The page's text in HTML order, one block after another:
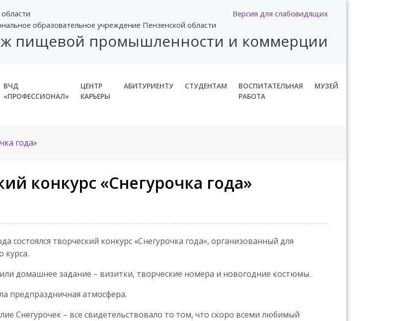
Версия для слабовидящих
образовательное учреждение Пензенской области
пищевой промышленности и коммерции
ВЧД
«ПРОФЕССИОНАЛ»
ЦЕНТР
КАРЬЕРЫ
АБИТУРИЕНТУ СТУДЕНТАМ
ВОСПИТАТЕЛЬНАЯ
РАБОТА
МУЗЕЙ
года»
конкурс «Снегурочка года»
состоялся творческий конкурс «Снегурочка года», организованный для
курса.
домашнее задание – визитки, творческие номера и новогодние костюмы.
предпраздничная атмосфера.
Снегурочек – все свидетельствовало то том, что скоро всеми любимый